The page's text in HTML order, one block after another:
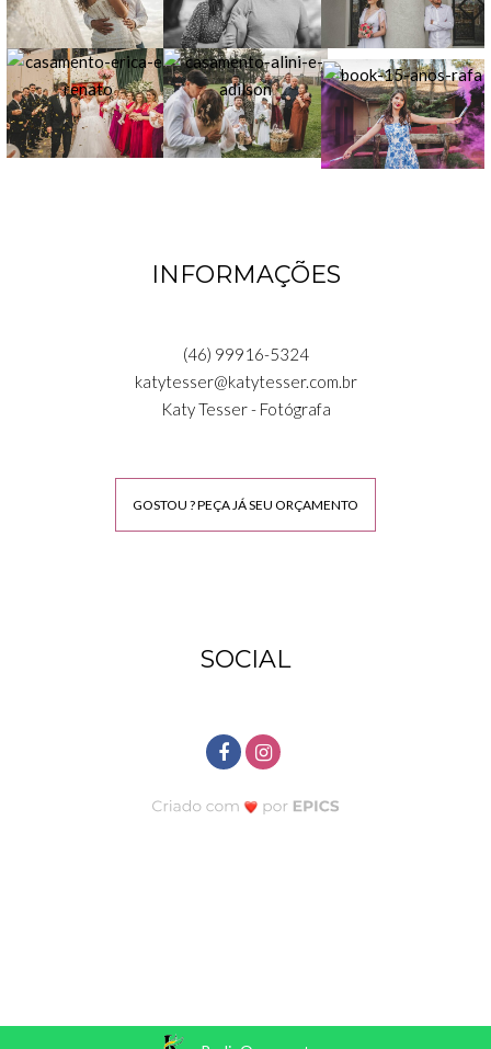
INFORMAÇÕES
(46) 99916-5324
katytesser@katytesser.com.br
Katy Tesser - Fotógrafa
GOSTOU ? PEÇA JÁ SEU ORÇAMENTO
SOCIAL